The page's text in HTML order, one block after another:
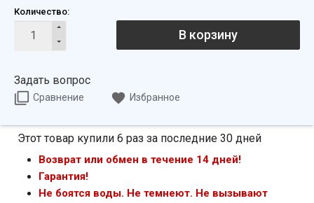
Количество:
В корзину
Задать вопрос
Сравнение Избранное
Этот товар купили 6 раз за последние 30 дней
Возврат или обмен в течение 14 дней!
Гарантия!
Не боятся воды. Не темнеют. Не вызывают